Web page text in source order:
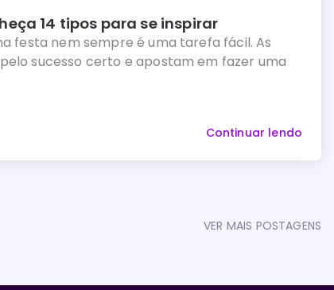
14 tipos para se inspirar
festa nem sempre é uma tarefa fácil. As
sucesso certo e apostam em fazer uma
Continuar lendo
VER MAIS POSTAGENS